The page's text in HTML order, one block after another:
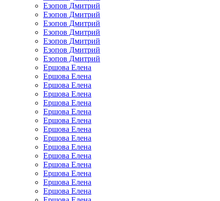
Езопов Дмитрий
Езопов Дмитрий
Езопов Дмитрий
Езопов Дмитрий
Езопов Дмитрий
Езопов Дмитрий
Езопов Дмитрий
Ершова Елена
Ершова Елена
Ершова Елена
Ершова Елена
Ершова Елена
Ершова Елена
Ершова Елена
Ершова Елена
Ершова Елена
Ершова Елена
Ершова Елена
Ершова Елена
Ершова Елена
Ершова Елена
Ершова Елена